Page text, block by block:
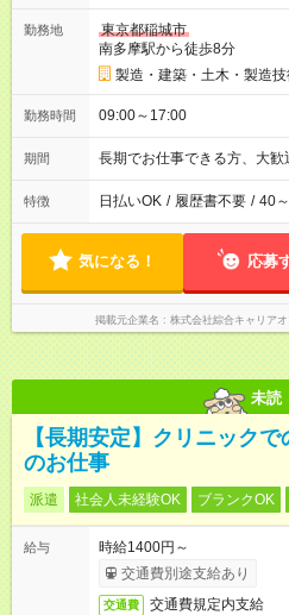
勤務地
東京都稲城市
南多摩駅から徒歩8分
製造・建築・土木・製造
勤務時間 09:00～17:00
期間 長期でお仕事できる方、大歓
特徴 日払いOK / 履歴書不要 / 40
気になる！ 応募
掲載元企業名 株式会社綜合キャリア
未読
【長期安定】クリニック
のお仕事
派遣 社会人未経験OK ブランクOK
給与
時給1400円～
交通費別途支給あり
交通費 交通費規定内支給